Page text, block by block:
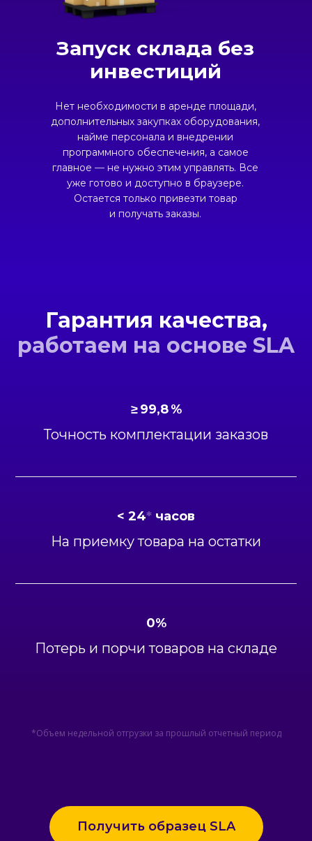
Нет необходимости в аренде площади,
дополнительных закупках оборудования,
найме персонала и внедрении
программного обеспечения, а самое
главное — не нужно этим управлять. Все
уже готово и доступно в браузере.
Остается только привезти товар
и получать заказы.
Запуск склада без
инвестиций
Гарантия качества,
работаем на основе SLA
≥ 99,8 %
Точность комплектации заказов
< 24* часов
На приемку товара на остатки
0%
Потерь и порчи товаров на складе
*Объем недельной отгрузки за прошлый отчетный период
Получить образец SLA